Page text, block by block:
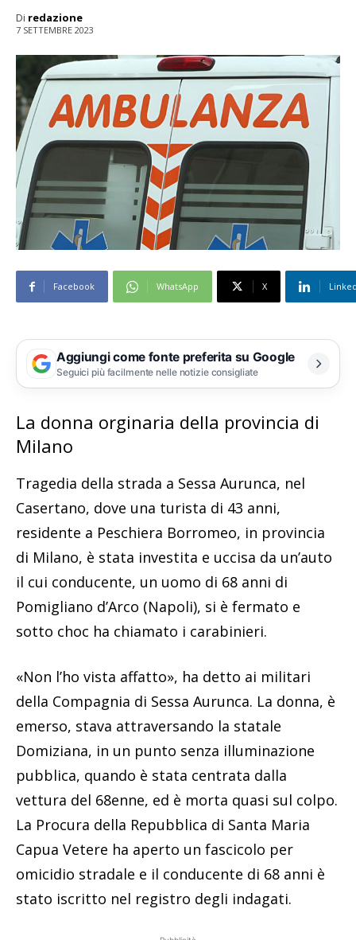
Di redazione
7 SETTEMBRE 2023
Facebook WhatsApp X
Aggiungi come fonte preferita su Google
Seguici più facilmente nelle notizie consigliate
La donna orginaria della provincia di
Milano
Tragedia della strada a Sessa Aurunca, nel
Casertano, dove una turista di 43 anni,
residente a Peschiera Borromeo, in provincia
di Milano, è stata investita e uccisa da un’auto
il cui conducente, un uomo di 68 anni di
Pomigliano d’Arco (Napoli), si è fermato e
sotto choc ha chiamato i carabinieri.
«Non l’ho vista affatto», ha detto ai militari
della Compagnia di Sessa Aurunca. La donna, è
emerso, stava attraversando la statale
Domiziana, in un punto senza illuminazione
pubblica, quando è stata centrata dalla
vettura del 68enne, ed è morta quasi sul colpo.
La Procura della Repubblica di Santa Maria
Capua Vetere ha aperto un fascicolo per
omicidio stradale e il conducente di 68 anni è
stato iscritto nel registro degli indagati.